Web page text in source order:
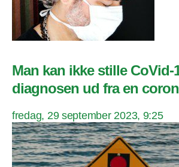
Man kan ikke stille CoVid-
diagnosen ud fra en
fredag, 29 september 2023, 9:25